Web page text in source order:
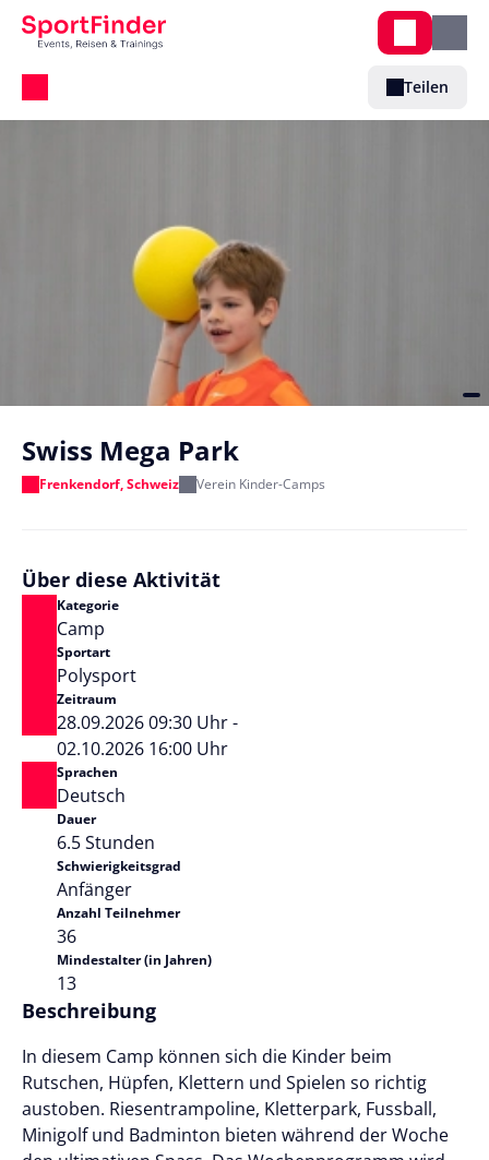
Teilen
Swiss Mega Park
Frenkendorf, Schweiz Verein Kinder-Camps
Über diese Aktivität
Kategorie
Camp
Sportart
Polysport
Zeitraum
28.09.2026 09:30 Uhr -
02.10.2026 16:00 Uhr
Sprachen
Deutsch
Dauer
6.5 Stunden
Schwierigkeitsgrad
Anfänger
Anzahl Teilnehmer
36
Mindestalter (in Jahren)
13
Beschreibung
In diesem Camp können sich die Kinder beim
Rutschen, Hüpfen, Klettern und Spielen so richtig
austoben. Riesentrampoline, Kletterpark, Fussball,
Minigolf und Badminton bieten während der Woche